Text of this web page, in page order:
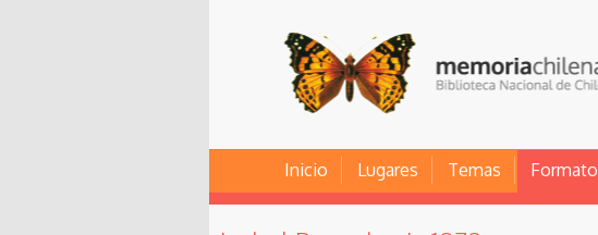
Inicio Lugares Temas Formato